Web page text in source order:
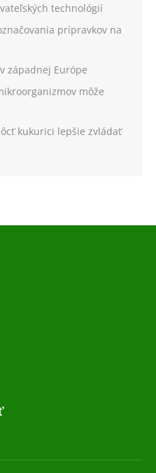
technológií
prípravkov na
západnej Európe
môže
kukurici lepšie zvládať